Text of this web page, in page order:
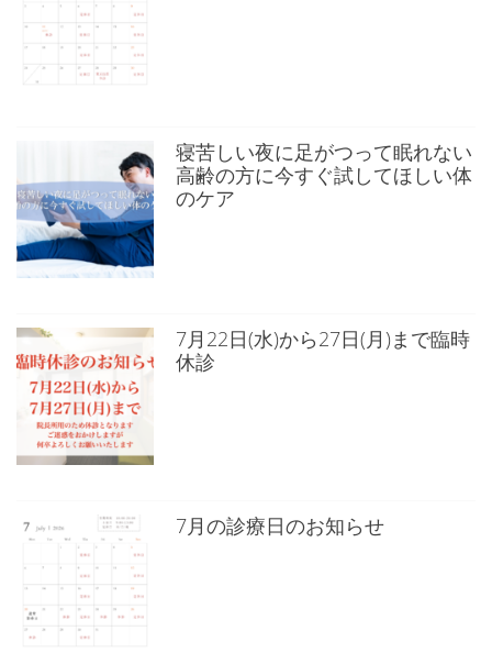
寝苦しい夜に足がつって眠れない
高齢の方に今すぐ試してほしい体
のケア
7月22日(水)から27日(月)まで臨時
休診
7月の診療日のお知らせ